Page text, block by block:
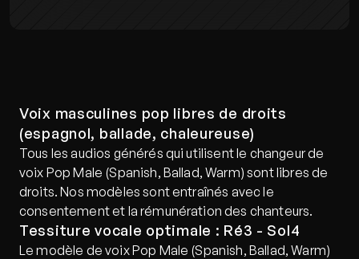
Voix masculines pop libres de droits
(espagnol, ballade, chaleureuse)
Tous les audios générés qui utilisent le changeur de
voix Pop Male (Spanish, Ballad, Warm) sont libres de
droits. Nos modèles sont entraînés avec le
consentement et la rémunération des chanteurs.
Tessiture vocale optimale : Ré3 - Sol4
Le modèle de voix Pop Male (Spanish, Ballad, Warm)